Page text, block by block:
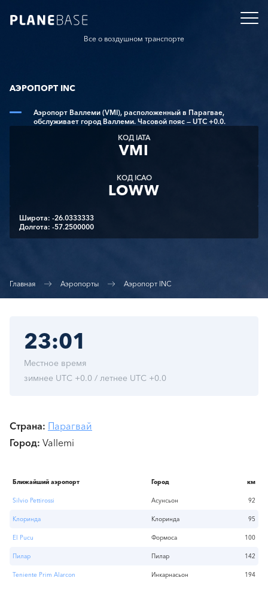
Все о воздушном транспорте
АЭРОПОРТ INC
Аэропорт Валлеми (VMI), расположенный в Парагвае,
обслуживает город Валлеми. Часовой пояс — UTC +0.0.
КОД IATA
VMI
КОД ICAO
LOWW
Широта: -26.0333333
Долгота: -57.2500000
Главная Аэропорты Аэропорт INC
23:01
Местное время
зимнее UTC +0.0 / летнее UTC +0.0
Страна Парагвай
Город Vallemi
Ближайший аэропорт Город км
Silvio Pettirossi Асунсьон 92
Клоринда Клоринда 95
El Pucu Формоса 100
Пилар Пилар 142
Teniente Prim Alarcon Инкарнасьон 194